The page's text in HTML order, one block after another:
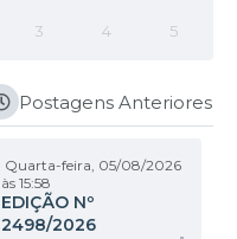
3 4 5
LER ONLINE
Postagens Anteriores
EDIÇÃO Nº
2498/2026
Quarta-feira 05/08/2026
15:58